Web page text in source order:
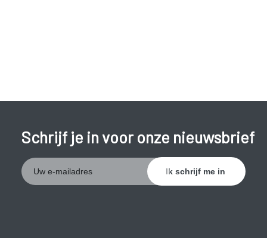
Schrijf je in voor onze nieuwsbrief